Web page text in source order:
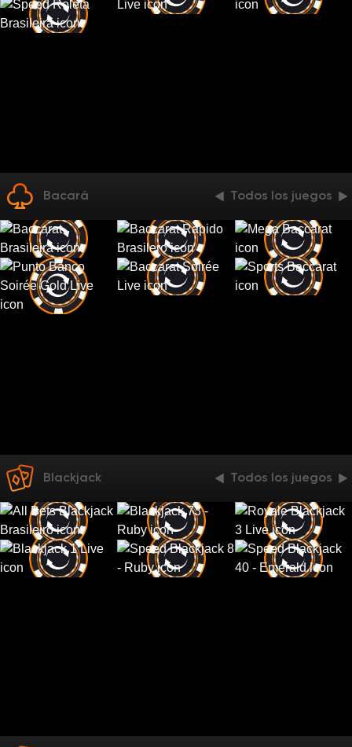
Bacará Todos los juegos
Blackjack Todos los juegos